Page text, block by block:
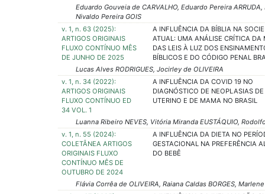
Eduardo Gouveia de CARVALHO, Eduardo Pereira
Nivaldo Pereira GOIS
v. 1, n. 63 (2025):
ARTIGOS ORIGINAIS
FLUXO CONTÍNUO MÊS
DE JUNHO DE 2025
A INFLUÊNCIA DA BÍBLIA NA
ATUAL: UMA ANÁLISE CRÍTICA DA
DAS LEIS À LUZ DOS
BÍBLICOS E DO CÓDIGO PENAL
Lucas Alves RODRIGUES, Jocirley de OLIVEIRA
v. 1, n. 34 (2022):
ARTIGOS ORIGINAIS
FLUXO CONTÍNUO ED
34 VOL. 1
A INFLUÊNCIA DA COVID 19 NO
DIAGNÓSTICO DE NEOPLASIAS
UTERINO E DE MAMA NO BRASIL
Luanna Ribeiro NEVES, Vitória Miranda EUSTÁQUIO,
v. 1, n. 55 (2024):
COLETÂNEA ARTIGOS
ORIGINAIS FLUXO
CONTÍNUO MÊS DE
OUTUBRO DE 2024
A INFLUÊNCIA DA DIETA NO
GESTACIONAL NA PREFERÊNCIA
DO BEBÊ
Flávia Corrêa de OLIVEIRA, Raiana Caldas BORGES,